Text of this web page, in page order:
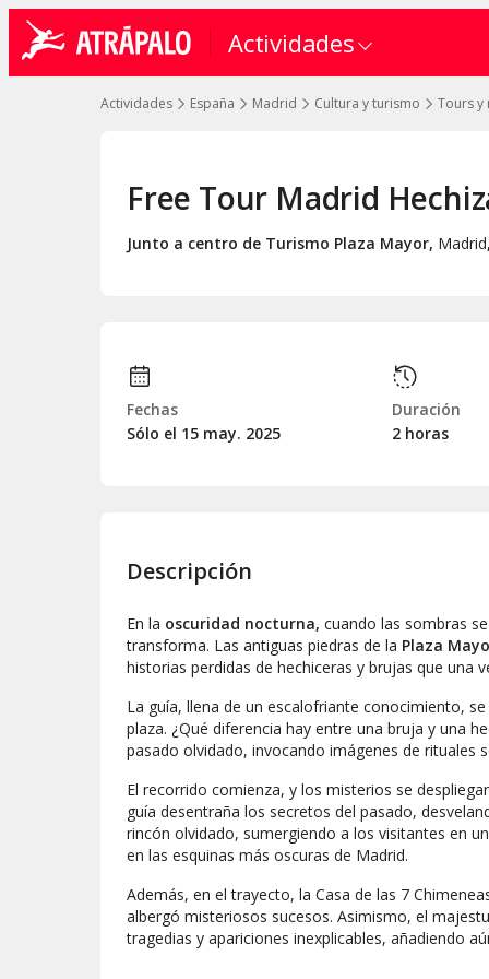
Actividades
Actividades España Madrid Cultura y turismo Tours y
Free Tour Madrid
Junto a centro de Turismo Plaza Mayor, Madrid
Fechas
Sólo el 15 may. 2025
Duración
2 horas
Descripción
En la oscuridad nocturna, cuando las sombras
transforma. Las antiguas piedras de la Plaza Mayo
historias perdidas de hechiceras y brujas que una
La guía, llena de un escalofriante conocimiento,
plaza. ¿Qué diferencia hay entre una bruja y una
pasado olvidado, invocando imágenes de rituales
El recorrido comienza, y los misterios se
guía desentraña los secretos del pasado,
rincón olvidado, sumergiendo a los visitantes en
en las esquinas más oscuras de Madrid.
Además, en el trayecto, la Casa de las 7
albergó misteriosos sucesos. Asimismo, el
tragedias y apariciones inexplicables, añadiendo